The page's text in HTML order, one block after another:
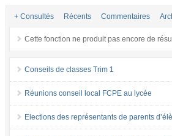
+ Consultés Récents Commentaires
Cette fonction ne produit pas encore de
Conseils de classes Trim 1
Réunions conseil local FCPE au lycée
Elections des représentants de parents